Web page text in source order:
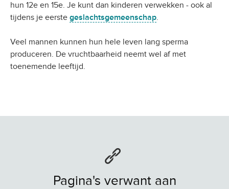
hun 12e en 15e. Je kunt dan kinderen verwekken - ook al
tijdens je eerste geslachtsgemeenschap.
Veel mannen kunnen hun hele leven lang sperma
produceren. De vruchtbaarheid neemt wel af met
toenemende leeftijd.
Pagina's verwant aan